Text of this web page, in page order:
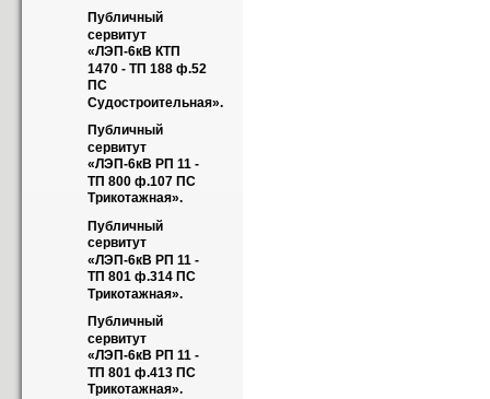
Публичный
сервитут
«ЛЭП-6кВ КТП
1470 - ТП 188 ф.52
ПС
Судостроительная».
Публичный
сервитут
«ЛЭП-6кВ РП 11 -
ТП 800 ф.107 ПС
Трикотажная».
Публичный
сервитут
«ЛЭП-6кВ РП 11 -
ТП 801 ф.314 ПС
Трикотажная».
Публичный
сервитут
«ЛЭП-6кВ РП 11 -
ТП 801 ф.413 ПС
Трикотажная».